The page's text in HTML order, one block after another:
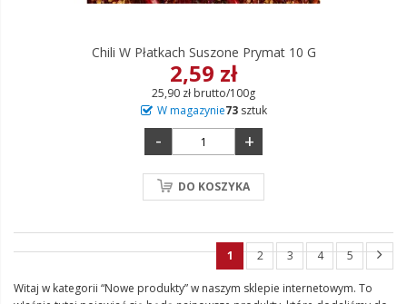
Chili W Płatkach Suszone Prymat 10 G
2,59 zł
25,90 zł brutto/100g
W magazynie73sztuk
- +
DO KOSZYKA
1 2 3 4 5
Witaj w kategorii “Nowe produkty” w naszym sklepie internetowym. To